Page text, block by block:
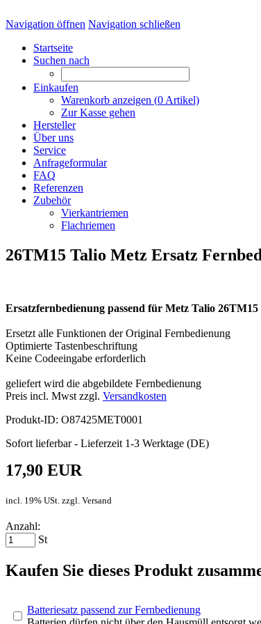
Navigation öffnen Navigation schließen
Startseite
Suchen nach
Einkaufen
Warenkorb anzeigen (0 Artikel)
Zur Kasse gehen
Hersteller
Über uns
Service
Anfrageformular
FAQ
Referenzen
Zubehör
Vierkantriemen
Flachriemen
26TM15 Talio Metz Ersatz
Ersatzfernbedienung passend für Metz Talio 26TM15
Ersetzt alle Funktionen der Original Fernbedienung
Optimierte Tastenbeschriftung
Keine Codeeingabe erforderlich
geliefert wird die abgebildete Fernbedienung
Preis incl. Mwst zzgl. Versandkosten
Produkt-ID: O87425MET0001
Sofort lieferbar - Lieferzeit 1-3 Werktage (DE)
17,90 EUR
incl. 19% USt. zzgl. Versand
Anzahl:
St
Kaufen Sie dieses Produkt
Batteriesatz passend zur Fernbedienung